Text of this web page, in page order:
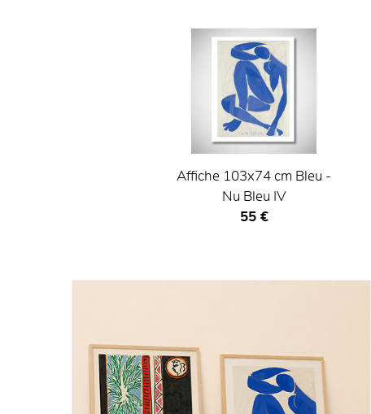
Affiche 103x74 cm Bleu -
Nu Bleu IV
Prix ​​actuel
55 €